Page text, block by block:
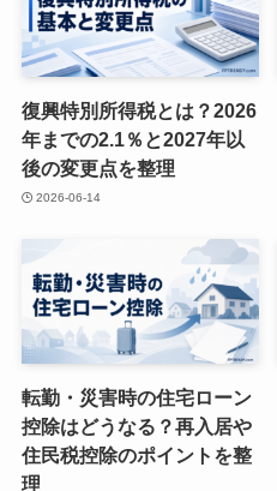
復興特別所得税とは？2026
年までの2.1％と2027年以
後の変更点を整理
2026-06-14
転勤・災害時の住宅ローン
控除はどうなる？再入居や
住民税控除のポイントを整
理